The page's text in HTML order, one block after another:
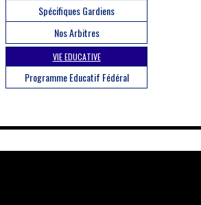
Spécifiques Gardiens
Nos Arbitres
VIE EDUCATIVE
Programme Educatif Fédéral